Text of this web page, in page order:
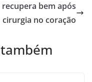
bem após
cirurgia no coração